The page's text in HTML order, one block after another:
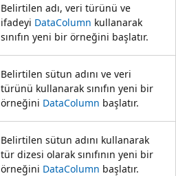
Belirtilen adı, veri türünü ve
ifadeyi DataColumn kullanarak
sınıfın yeni bir örneğini başlatır.
Belirtilen sütun adını ve veri
türünü kullanarak sınıfın yeni bir
örneğini DataColumn başlatır.
Belirtilen sütun adını kullanarak
tür dizesi olarak sınıfının yeni bir
örneğini DataColumn başlatır.